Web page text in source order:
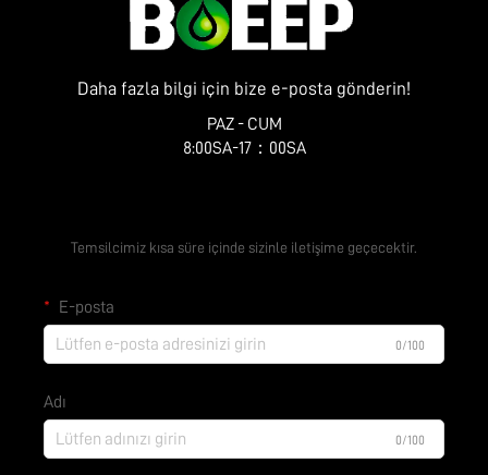
Daha fazla bilgi için bize e-posta gönderin!
PAZ - CUM
8:00SA-17：00SA
Temsilcimiz kısa süre içinde sizinle iletişime geçecektir.
E-posta
0/100
Adı
0/100